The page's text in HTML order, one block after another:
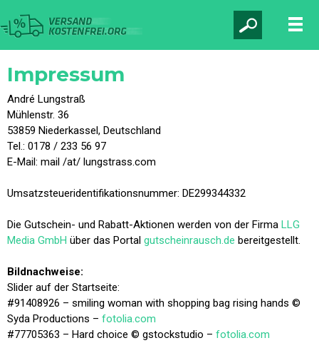
Impressum
André Lungstraß
Mühlenstr. 36
53859 Niederkassel, Deutschland
Tel.: 0178 / 233 56 97
E-Mail: mail /at/ lungstrass.com
Umsatzsteueridentifikationsnummer: DE299344332
Die Gutschein- und Rabatt-Aktionen werden von der Firma LLG
Media GmbH über das Portal gutscheinrausch.de bereitgestellt.
Bildnachweise:
Slider auf der Startseite:
#91408926 – smiling woman with shopping bag rising hands ©
Syda Productions – fotolia.com
#77705363 – Hard choice © gstockstudio – fotolia.com